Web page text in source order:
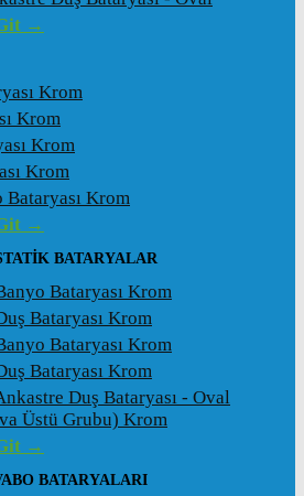
→
Krom
Krom
Krom
Krom
Krom
→
BATARYALAR
Bataryası Krom
Bataryası Krom
Bataryası Krom
Bataryası Krom
Duş Bataryası - Oval
Üstü Grubu) Krom
→
BATARYALARI